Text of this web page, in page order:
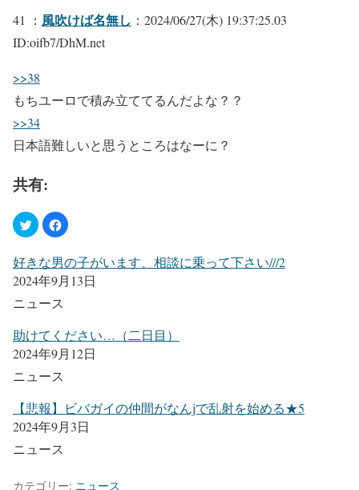
41 ： 風吹けば名無し ：2024/06/27(木) 19:37:25.03
ID:oifb7/DhM.net
>>38
もちユーロで積み立ててるんだよな？？
>>34
日本語難しいと思うところはなーに？
共有:
好きな男の子がいます、相談に乗って下さい///2
2024年9月13日
ニュース
助けてください…（二日目）
2024年9月12日
ニュース
【悲報】ビバガイの仲間がなんjで乱射を始める★5
2024年9月3日
ニュース
カテゴリー: ニュース